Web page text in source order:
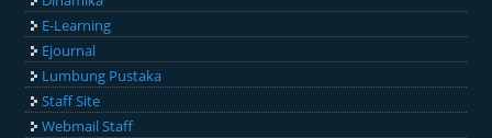
E-Learning
Ejournal
Lumbung Pustaka
Staff Site
Webmail Staff